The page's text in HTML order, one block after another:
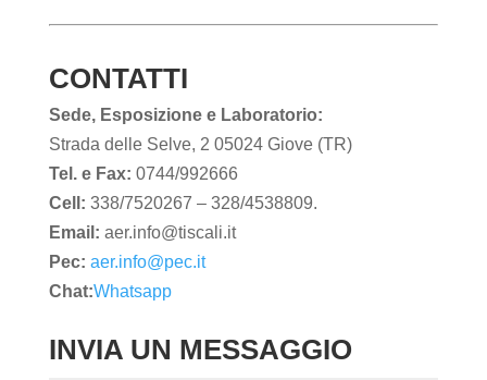
CONTATTI
Sede, Esposizione e Laboratorio:
Strada delle Selve, 2 05024 Giove (TR)
Tel. e Fax: 0744/992666
Cell: 338/7520267 – 328/4538809.
Email: aer.info@tiscali.it
Pec: aer.info@pec.it
Chat:Whatsapp
INVIA UN MESSAGGIO